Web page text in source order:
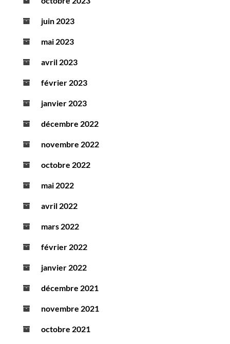
juin 2023
mai 2023
avril 2023
février 2023
janvier 2023
décembre 2022
novembre 2022
octobre 2022
mai 2022
avril 2022
mars 2022
février 2022
janvier 2022
décembre 2021
novembre 2021
octobre 2021